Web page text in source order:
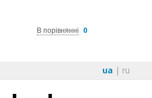
В порівнянні 0
ua | ru